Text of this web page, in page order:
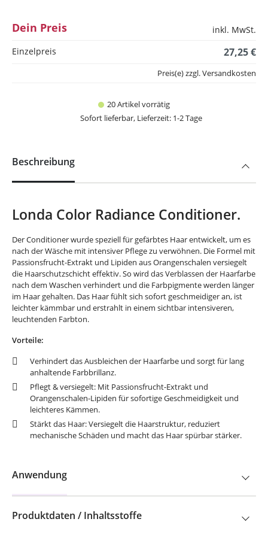
Dein Preis
inkl. MwSt.
Einzelpreis
27,25 €
20 Artikel vorrätig
Sofort lieferbar, Lieferzeit: 1-2 Tage
Preis(e) zzgl. Versandkosten
Beschreibung
Londa Color Radiance Conditioner.
Der Conditioner wurde speziell für gefärbtes Haar entwickelt, um es
nach der Wäsche mit intensiver Pflege zu verwöhnen. Die Formel mit
Passionsfrucht-Extrakt und Lipiden aus Orangenschalen versiegelt
die Haarschutzschicht effektiv. So wird das Verblassen der Haarfarbe
nach dem Waschen verhindert und die Farbpigmente werden länger
im Haar gehalten. Das Haar fühlt sich sofort geschmeidiger an, ist
leichter kämmbar und erstrahlt in einem sichtbar intensiveren,
leuchtenden Farbton.
Vorteile:
Verhindert das Ausbleichen der Haarfarbe und sorgt für lang
anhaltende Farbbrillanz.
Pflegt & versiegelt: Mit Passionsfrucht-Extrakt und
Orangenschalen-Lipiden für sofortige Geschmeidigkeit und
leichteres Kämmen.
Stärkt das Haar: Versiegelt die Haarstruktur, reduziert
mechanische Schäden und macht das Haar spürbar stärker.
Anwendung
Produktdaten / Inhaltsstoffe